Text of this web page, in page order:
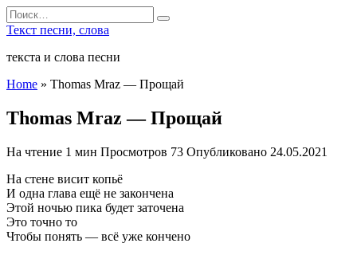
Перейти
к
Search
for:
Текст песни, слова
текста и слова песни
Home » Thomas Mraz — Прощай
Thomas Mraz — Прощай
На чтение 1 мин Просмотров 73 Опубликовано 24.05.2021
На стене висит копьё
И одна глава ещё не закончена
Этой ночью пика будет заточена
Это точно то
Чтобы понять — всё уже кончено